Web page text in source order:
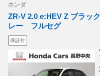
ホンダ
ZR-V 2.0 e:HEV Z ブラッ
レー フルセグ
保証付